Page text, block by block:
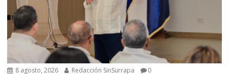
8 agosto, 2026 Redacción SinSurrapa 0